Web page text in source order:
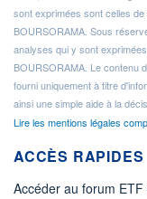
sont exprimées sont celles
BOURSORAMA. Sous
analyses qui y sont
BOURSORAMA. Le contenu
fourni uniquement à titre
ainsi une simple aide à la
Lire les mentions légales
ACCÈS RAPIDES
Accéder au forum ETF